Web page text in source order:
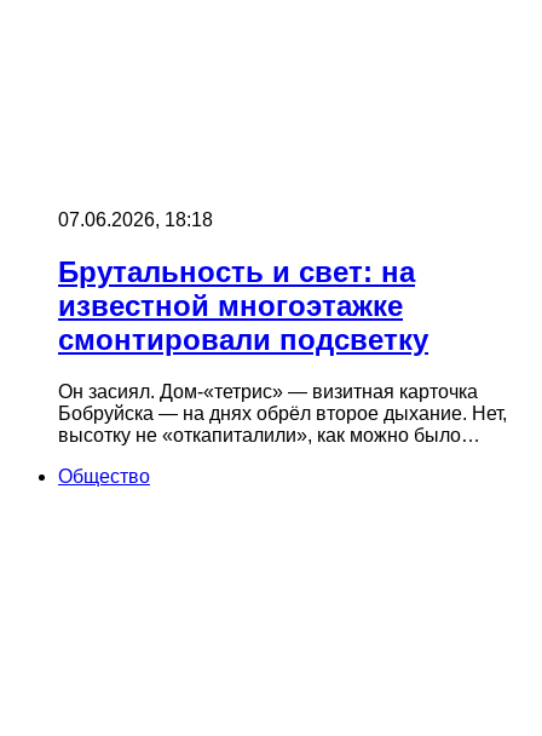
07.06.2026, 18:18
Брутальность и свет: на
известной многоэтажке
смонтировали подсветку
Он засиял. Дом-«тетрис» — визитная карточка
Бобруйска — на днях обрёл второе дыхание. Нет,
высотку не «откапиталили», как можно было…
Общество